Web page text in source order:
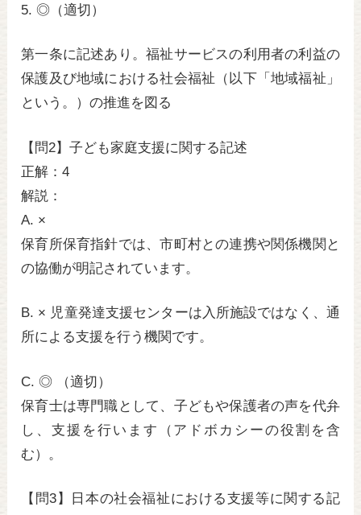
5. ◎（適切）
第一条に記述あり。福祉サービスの利用者の利益の
保護及び地域における社会福祉（以下「地域福祉」
という。）の推進を図る
【問2】子ども家庭支援に関する記述
正解：4
解説：
A. ×
保育所保育指針では、市町村との連携や関係機関と
の協働が明記されています。
B. × 児童発達支援センターは入所施設ではなく、通
所による支援を行う機関です。
C. ◎ （適切）
保育士は専門職として、子どもや保護者の声を代弁
し、支援を行います（アドボカシーの役割を含
む）。
【問3】日本の社会福祉における支援等に関する記